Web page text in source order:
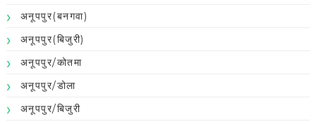
अनूपपुर(बनगवा)
अनूपपुर(बिजुरी)
अनूपपुर/कोतमा
अनूपपुर/डोला
अनूपपुर/बिजुरी